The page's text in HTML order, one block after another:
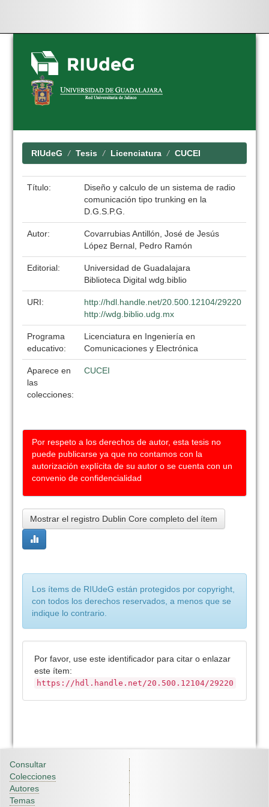
Skip
navigation
RIUdeG Tesis Licenciatura CUCEI
Título:
Diseño y calculo de un sistema de radio
comunicación tipo trunking en la
D.G.S.P.G.
Autor:
Covarrubias Antillón, José de Jesús
López Bernal, Pedro Ramón
Editorial:
Universidad de Guadalajara
Biblioteca Digital wdg.biblio
URI:
http://hdl.handle.net/20.500.12104/29220
http://wdg.biblio.udg.mx
Programa
educativo:
Licenciatura en Ingeniería en
Comunicaciones y Electrónica
Aparece en
las
colecciones:
CUCEI
Por respeto a los derechos de autor, esta tesis no
puede publicarse ya que no contamos con la
autorización explícita de su autor o se cuenta con un
convenio de confidencialidad
Mostrar el registro Dublin Core completo del ítem
Los ítems de RIUdeG están protegidos por copyright,
con todos los derechos reservados, a menos que se
indique lo contrario.
Por favor, use este identificador para citar o enlazar
este ítem:
https://hdl.handle.net/20.500.12104/29220
Consultar
Colecciones
Autores
Temas